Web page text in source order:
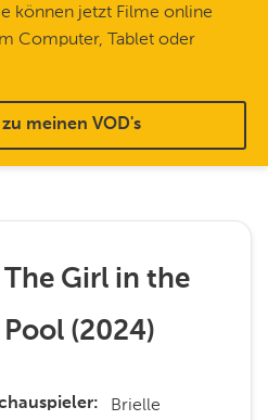
können jetzt Filme online
Computer, Tablet oder
meinen VOD's
The Girl in the
Pool (2024)
Brielle